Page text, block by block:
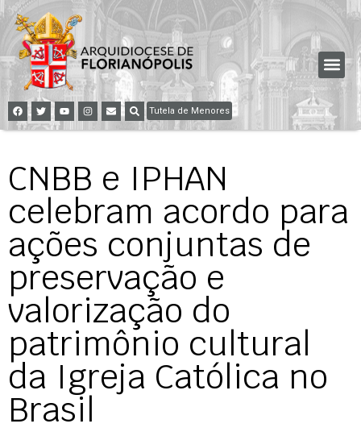
Tutela de Menores
CNBB e IPHAN
celebram acordo para
ações conjuntas de
preservação e
valorização do
patrimônio cultural
da Igreja Católica no
Brasil